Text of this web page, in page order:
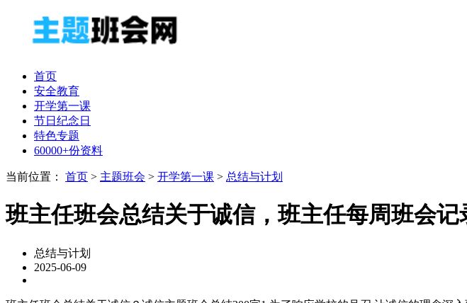
首页
安全教育
开学第一课
节日纪念日
特色专题
60000+份资料
当前位置： 首页 > 主题班会 > 开学第一课 > 总结与计划
班主任班会总结关于诚信，班主任每周班会记
总结与计划
2025-06-09